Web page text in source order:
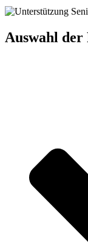
Auswahl